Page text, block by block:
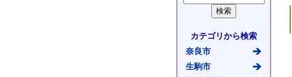
カテゴリから検索
奈良市
生駒市